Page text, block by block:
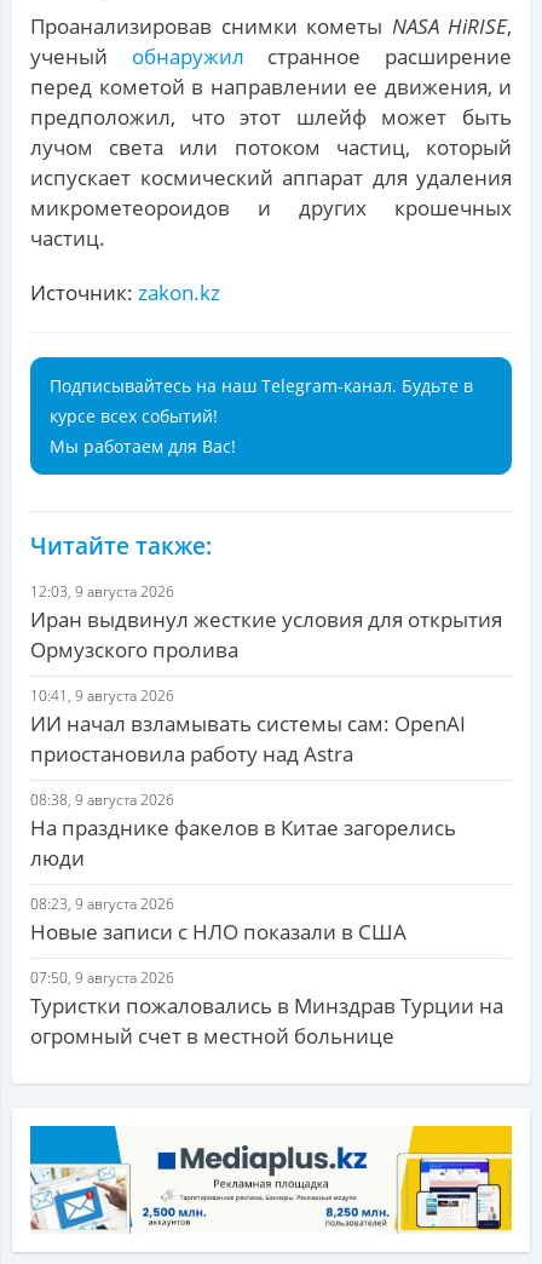
Проанализировав снимки кометы NASA HiRISE,
ученый обнаружил странное расширение
перед кометой в направлении ее движения, и
предположил, что этот шлейф может быть
лучом света или потоком частиц, который
испускает космический аппарат для удаления
микрометеороидов и других крошечных
частиц.
Источник: zakon.kz
Подписывайтесь на наш Telegram-канал. Будьте в
курсе всех событий!
Мы работаем для Вас!
Читайте также:
12:03, 9 августа 2026
Иран выдвинул жесткие условия для открытия
Ормузского пролива
10:41, 9 августа 2026
ИИ начал взламывать системы сам: OpenAI
приостановила работу над Astra
08:38, 9 августа 2026
На празднике факелов в Китае загорелись
люди
08:23, 9 августа 2026
Новые записи с НЛО показали в США
07:50, 9 августа 2026
Туристки пожаловались в Минздрав Турции на
огромный счет в местной больнице